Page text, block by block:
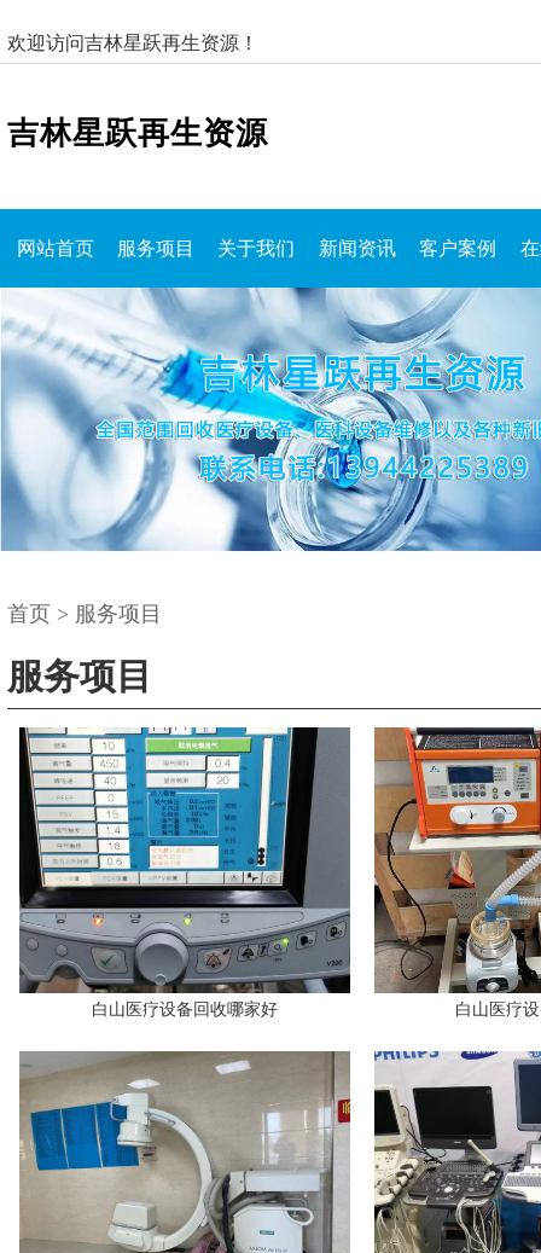
欢迎访问吉林星跃再生资源！
吉林星跃再生资源
网站首页 服务项目 关于我们 新闻资讯 客户案例
首页 > 服务项目
服务项目
白山医疗设备回收哪家好 白山医疗